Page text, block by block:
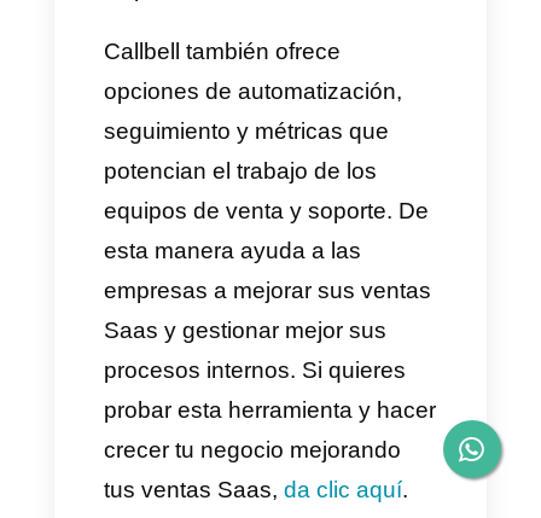
vamos a proceder, esto
significa que nos permitirá
entender si debemos enviar
una propuesta, un intento de
contacto adicional, ofrecer
algún cupón o descuento, etc.
Un buen seguimiento puede
marcar la diferencia entre
convertir a un potencial cliente